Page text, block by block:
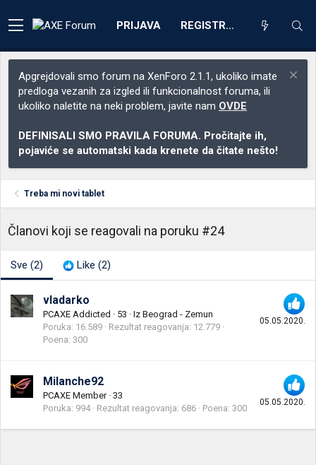
PRIJAVA REGISTRACIJA
Apgrejdovali smo forum na XenForo 2.1.1, ukoliko imate
predloga vezanih za izgled ili funkcionalnost foruma, ili
ukoliko naletite na neki problem, javite nam OVDE
DEFINISALI SMO PRAVILA FORUMA. Pročitajte ih,
pojaviće se automatski kada krenete da čitate nešto!
Treba mi novi tablet
Članovi koji se reagovali na poruku #24
Sve (2) Like (2)
05.05.2020.
vladarko
PCAXE Addicted · 53 · Iz Beograd - Zemun
Poruka 16.589 Rezultat reagovanja 12.779
Poena 300
05.05.2020.
Milanche92
PCAXE Member · 33
Poruka 994 Rezultat reagovanja 686 Poena 300